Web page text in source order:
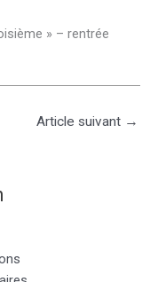
» – rentrée
Article suivant →